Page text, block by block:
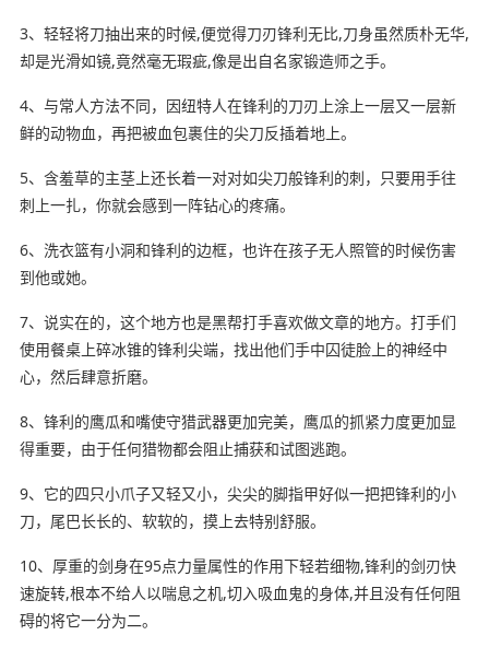
3、轻轻将刀抽出来的时候,便觉得刀刃锋利无比,刀身虽然质朴无华,
却是光滑如镜,竟然毫无瑕疵,像是出自名家锻造师之手。
4、与常人方法不同，因纽特人在锋利的刀刃上涂上一层又一层新
鲜的动物血，再把被血包裹住的尖刀反插着地上。
5、含羞草的主茎上还长着一对对如尖刀般锋利的刺，只要用手往
刺上一扎，你就会感到一阵钻心的疼痛。
6、洗衣篮有小洞和锋利的边框，也许在孩子无人照管的时候伤害
到他或她。
7、说实在的，这个地方也是黑帮打手喜欢做文章的地方。打手们
使用餐桌上碎冰锥的锋利尖端，找出他们手中囚徒脸上的神经中
心，然后肆意折磨。
8、锋利的鹰瓜和嘴使守猎武器更加完美，鹰瓜的抓紧力度更加显
得重要，由于任何猎物都会阻止捕获和试图逃跑。
9、它的四只小爪子又轻又小，尖尖的脚指甲好似一把把锋利的小
刀，尾巴长长的、软软的，摸上去特别舒服。
10、厚重的剑身在95点力量属性的作用下轻若细物,锋利的剑刃快
速旋转,根本不给人以喘息之机,切入吸血鬼的身体,并且没有任何阻
碍的将它一分为二。